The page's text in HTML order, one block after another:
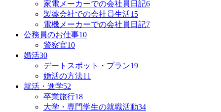
家電メーカーでの会社員日記6
製薬会社での会社員生活15
電機メーカーでの会社員日記7
公務員のお仕事10
警察官10
婚活30
デートスポット・プラン19
婚活の方法11
就活・進学52
卒業旅行18
大学・専門学生の就職活動34